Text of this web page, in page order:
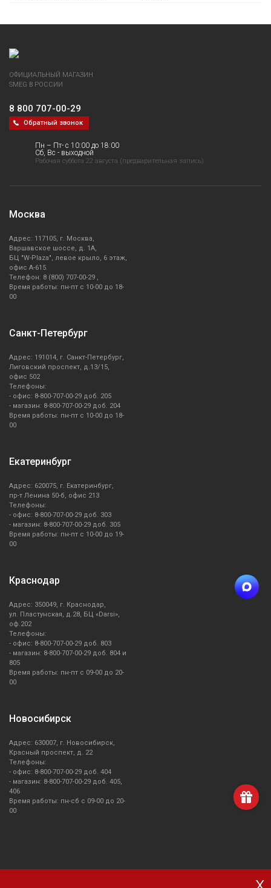
ОФИЦИАЛЬНЫЙ МАГАЗИН
SMEG В РОССИИ
8 800 707-00-29
Обратный звонок
Пн – Пт- с 10:00 до 18:00
Сб, Вс - выходной
Рабочая суббота 22 августа (предварительная запись)
Москва
Адрес: 117105, г. Москва,
Варшавское шоссе, д. 1А,
БЦ "W-Plaza", левое крыло, 6 этаж,
офис А-615.
Телефон: 8 (800) 707-00-29 ,
Время работы: пн-пт с 10-00 до 18-
00
Санкт-Петербург
Адрес: 191014, г. Санкт-Петербург,
Лиговский проспект, д.13/15,
офис 502
Телефоны:
- офис: 8-800-707-00-29 доб. 205
- магазин: 8-800-707-00-29 доб. 204
Время работы: пн-пт с 10-00 до 18-
00
Екатеринбург
Адрес: 620075, г. Екатеринбург,
пр-т Ленина 50-б, офис 213
Телефоны:
- офис: 8-800-707-00-29 доб. 303
- магазин: 8-800-707-00-29 доб. 305
Время работы: пн-пт с 10-00 до 19-
00
Краснодар
Адрес: 350049, г. Краснодар,
ул. Пластунская, д.28, БЦ «Darsi»,
оф.202
Телефоны:
- офис: 8-800-707-00-29 доб. 803
- магазин: 8-800-707-00-29 доб. 804 и
805
Время работы: пн-пт с 09-00 до 20-
00
Новосибирск
Адрес: 630007, г. Новосибирск,
Красный проспект, д. 22
Телефоны:
- офис: 8-800-707-00-29 доб. 404
- магазин: 8-800-707-00-29 доб. 405,
406
Время работы: пн-сб с 09-00 до 20-
00